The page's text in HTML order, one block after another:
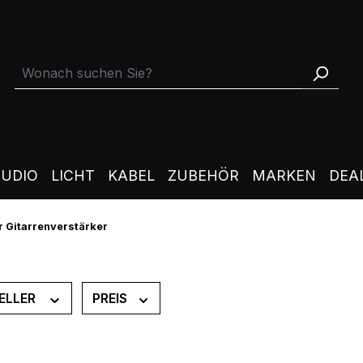
LICHT KABEL ZUBEHÖR MARKEN
Gitarrenverstärker
PREIS